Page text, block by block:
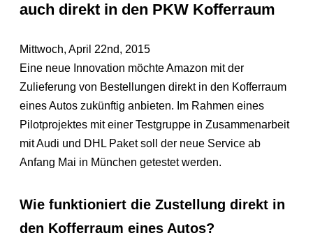
auch direkt in den PKW Kofferraum
Mittwoch, April 22nd, 2015
Eine neue Innovation möchte Amazon mit der
Zulieferung von Bestellungen direkt in den Kofferraum
eines Autos zukünftig anbieten. Im Rahmen eines
Pilotprojektes mit einer Testgruppe in Zusammenarbeit
mit Audi und DHL Paket soll der neue Service ab
Anfang Mai in München getestet werden.
Wie funktioniert die Zustellung direkt in
den Kofferraum eines Autos?